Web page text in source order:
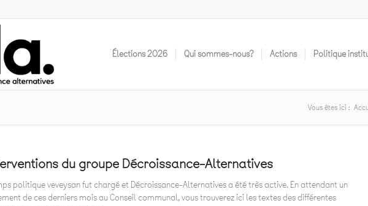
Élections 2O26 Qui sommes-nous? Actions Politique
Vous êtes ici :
du groupe Décroissance-Alternatives
politique veveysan fut chargé et Décroissance-Alternatives a été très active. En attendant un
de ces derniers mois au Conseil communal, vous trouverez ici les textes des différentes